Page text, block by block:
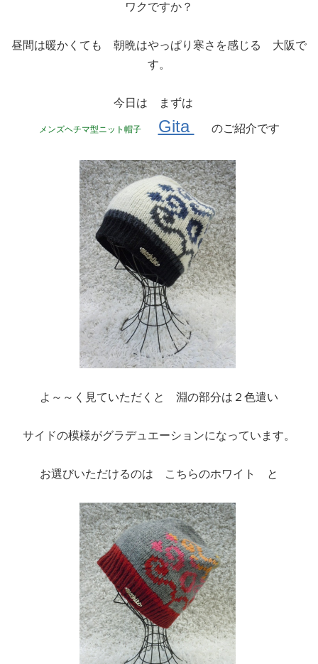
ワクですか？
昼間は暖かくても 朝晩はやっぱり寒さを感じる 大阪で
す。
今日は まずは
メンズヘチマ型ニット帽子 Gita のご紹介です
よ～～く見ていただくと 淵の部分は２色遣い
サイドの模様がグラデュエーションになっています。
お選びいただけるのは こちらのホワイト と